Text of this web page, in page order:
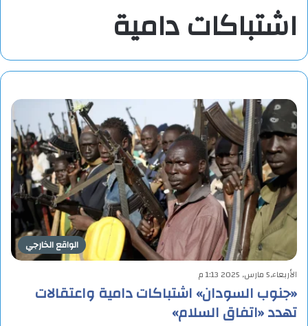
اشتباكات دامية
الواقع الخارجي
الأربعاء,5 مارس, 2025 1:13 م
«جنوب السودان» اشتباكات دامية واعتقالات
تهدد «اتفاق السلام»